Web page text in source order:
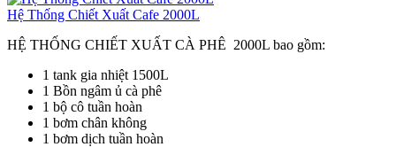
Hệ Thống Chiết Xuất Cafe 2000L
HỆ THỐNG CHIẾT XUẤT CÀ PHÊ 2000L bao gồm:
1 tank gia nhiệt 1500L
1 Bồn ngâm ủ cà phê
1 bộ cô tuần hoàn
1 bơm chân không
1 bơm dịch tuần hoàn